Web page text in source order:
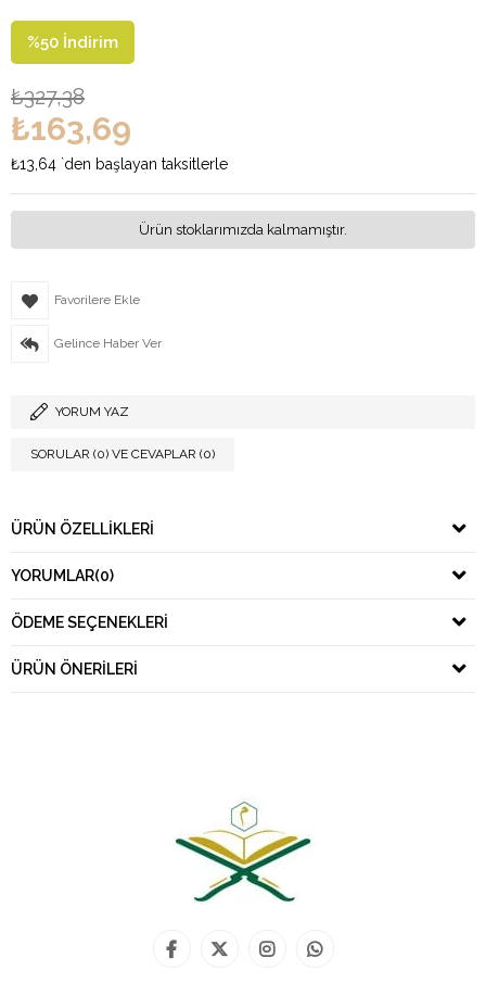
%50 İndirim
₺327,38
₺163,69
₺13,64 `den başlayan taksitlerle
Ürün stoklarımızda kalmamıştır.
Favorilere Ekle
Gelince Haber Ver
YORUM YAZ
SORULAR (0) VE CEVAPLAR (0)
ÜRÜN ÖZELLIKLERI
YORUMLAR(0)
ÖDEME SEÇENEKLERI
ÜRÜN ÖNERILERI